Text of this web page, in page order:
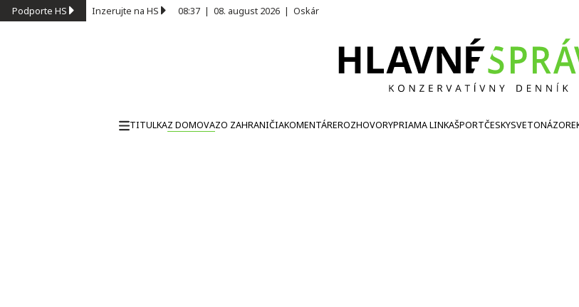
Podporte HS Inzerujte na HS 08:37 | 08. august 2026 | Oskár
TITULKAZ DOMOVAZO ZAHRANIČIAKOMENTÁREROZHOVORYPRIAMA LINKAŠPORTČESKYSVETONÁZOR